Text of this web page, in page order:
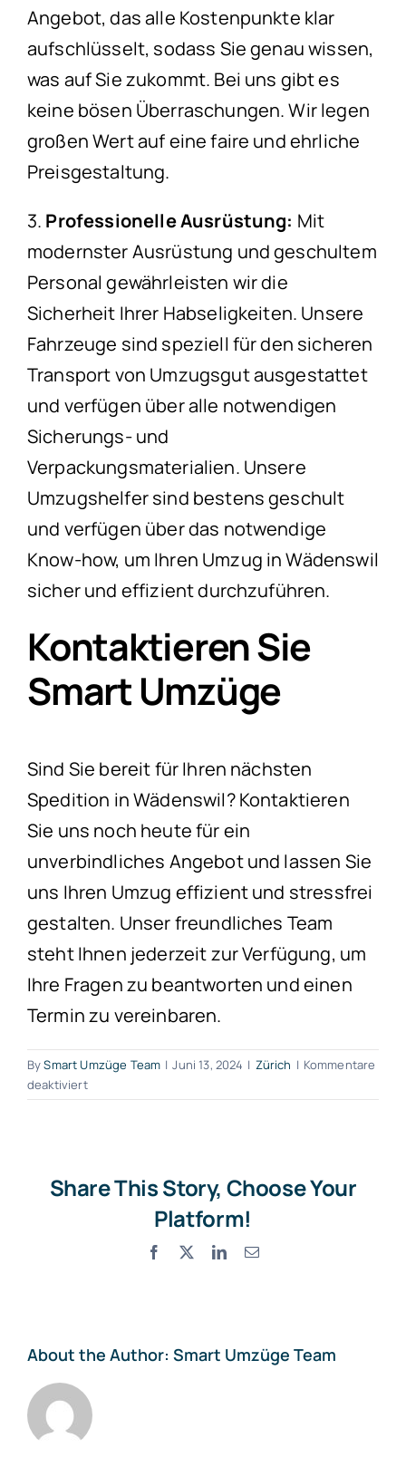
Angebot, das alle Kostenpunkte klar
aufschlüsselt, sodass Sie genau wissen,
was auf Sie zukommt. Bei uns gibt es
keine bösen Überraschungen. Wir legen
großen Wert auf eine faire und ehrliche
Preisgestaltung.
3. Professionelle Ausrüstung: Mit
modernster Ausrüstung und geschultem
Personal gewährleisten wir die
Sicherheit Ihrer Habseligkeiten. Unsere
Fahrzeuge sind speziell für den sicheren
Transport von Umzugsgut ausgestattet
und verfügen über alle notwendigen
Sicherungs- und
Verpackungsmaterialien. Unsere
Umzugshelfer sind bestens geschult
und verfügen über das notwendige
Know-how, um Ihren Umzug in Wädenswil
sicher und effizient durchzuführen.
Kontaktieren Sie
Smart Umzüge
Sind Sie bereit für Ihren nächsten
Spedition in Wädenswil? Kontaktieren
Sie uns noch heute für ein
unverbindliches Angebot und lassen Sie
uns Ihren Umzug effizient und stressfrei
gestalten. Unser freundliches Team
steht Ihnen jederzeit zur Verfügung, um
Ihre Fragen zu beantworten und einen
Termin zu vereinbaren.
BySmart Umzüge Team | Juni 13, 2024 | Zürich | Kommentare
deaktiviertfür
Spedition
Share This Story, Choose Your
Platform!
Facebook LinkedInEmail
About the Author: Smart Umzüge Team